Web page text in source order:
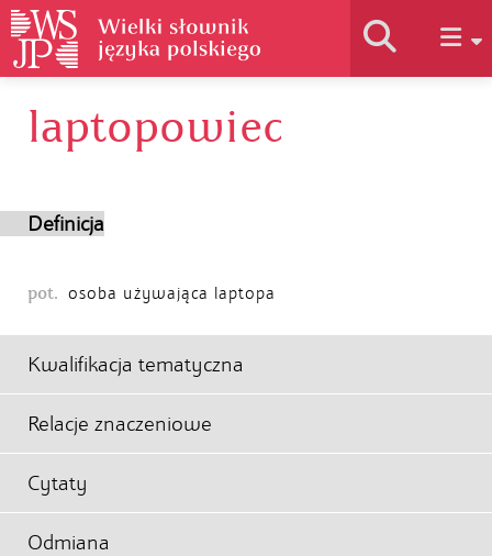
Historia słownika
laptopowiec
Definicja
pot. osoba używająca laptopa
Kwalifikacja tematyczna
Relacje znaczeniowe
Cytaty
Odmiana